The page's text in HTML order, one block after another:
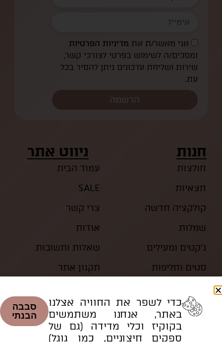
ניווט אתר
עמוד הבית
SALE
צרי קשר
אודות
שאלות ותשובות
תקנון אתר
חנות
חולצות
חצאיות
קולקציה חדשה
שמלות
ג’קטים ומעילים
סטים וחליפות
אני מאשר/ת את מדיניות הפרטיות
ומסכים/ה לשימוש בפרטי לצורכי קשר,
שירות ושליחת עדכונים ניתן להסיר בכל
עת.
הרשמה
כדי לשפר את החוויה אצלנו
באתר, אנחנו משתמשים
בקוקיז וכלי מדידה (גם של
ספקים חיצוניים, כמו גוגל)
סבבה
הבנתי